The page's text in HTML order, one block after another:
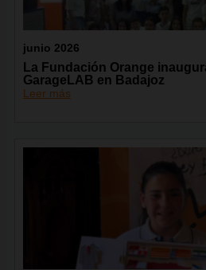
junio 2026
La Fundación Orange
GarageLAB en Badajoz
Leer más